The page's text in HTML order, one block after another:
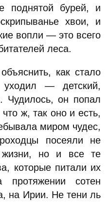
поднятой бурей, и
хвои, и
вопли — это всего
леса.
как стало
— детский,
Чудилось, он попал
ж, так оно и есть,
миром чудес,
посеяли не
жизни, но и все те
которые питали их
сотен
на Ирии. Не тени ль